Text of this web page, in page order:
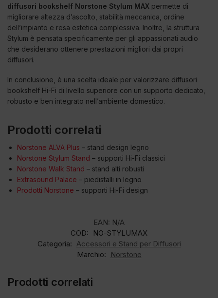
diffusori bookshelf Norstone Stylum MAX permette di
migliorare altezza d’ascolto, stabilità meccanica, ordine
dell’impianto e resa estetica complessiva. Inoltre, la struttura
Stylum è pensata specificamente per gli appassionati audio
che desiderano ottenere prestazioni migliori dai propri
diffusori.
In conclusione, è una scelta ideale per valorizzare diffusori
bookshelf Hi-Fi di livello superiore con un supporto dedicato,
robusto e ben integrato nell’ambiente domestico.
Prodotti correlati
Norstone ALVA Plus – stand design legno
Norstone Stylum Stand – supporti Hi-Fi classici
Norstone Walk Stand – stand alti robusti
Extrasound Palace – piedistalli in legno
Prodotti Norstone – supporti Hi-Fi design
EAN: N/A
COD:
NO-STYLUMAX
Categoria: Accessori e Stand per Diffusori
Marchio:
Norstone
Prodotti correlati